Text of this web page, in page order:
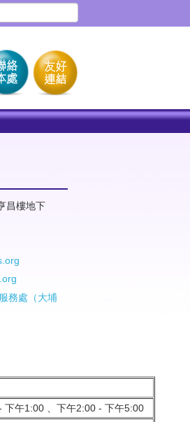
昌樓地下
務處（大埔
下午1:00 、下午2:00 - 下午5:00